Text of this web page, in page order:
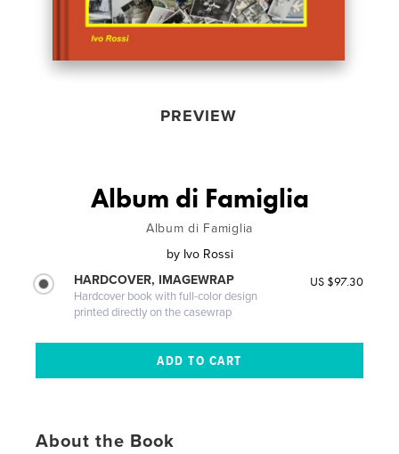
PREVIEW
Album di Famiglia
Album di Famiglia
by Ivo Rossi
HARDCOVER, IMAGEWRAP
Hardcover book with full-color design
printed directly on the casewrap
US $97.30
About the Book